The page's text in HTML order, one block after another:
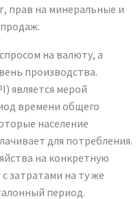
прав на минеральные и
на валюту, а
производства.
является мерой
времени общего
население
для потребления.
на конкретную
затратами на ту же
период.